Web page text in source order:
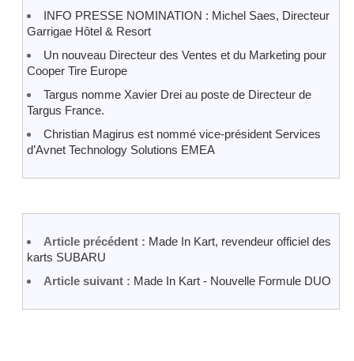
INFO PRESSE NOMINATION : Michel Saes, Directeur
Garrigae Hôtel & Resort
Un nouveau Directeur des Ventes et du Marketing pour
Cooper Tire Europe
Targus nomme Xavier Drei au poste de Directeur de
Targus France.
Christian Magirus est nommé vice-président Services
d’Avnet Technology Solutions EMEA
Article précédent : Made In Kart, revendeur officiel des
karts SUBARU
Article suivant : Made In Kart - Nouvelle Formule DUO